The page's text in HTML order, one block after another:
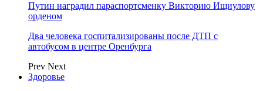
Путин наградил параспортсменку Викторию Ищиулову
орденом
Два человека госпитализированы после ДТП с
автобусом в центре Оренбурга
Prev Next
Здоровье